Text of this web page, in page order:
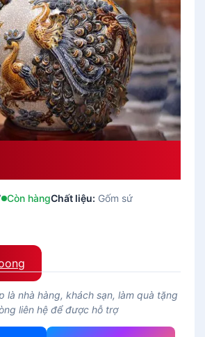
Còn hàngChất liệu: Gốm sứ
là nhà hàng, khách sạn, làm quà tặng
liên hệ để được hỗ trợ